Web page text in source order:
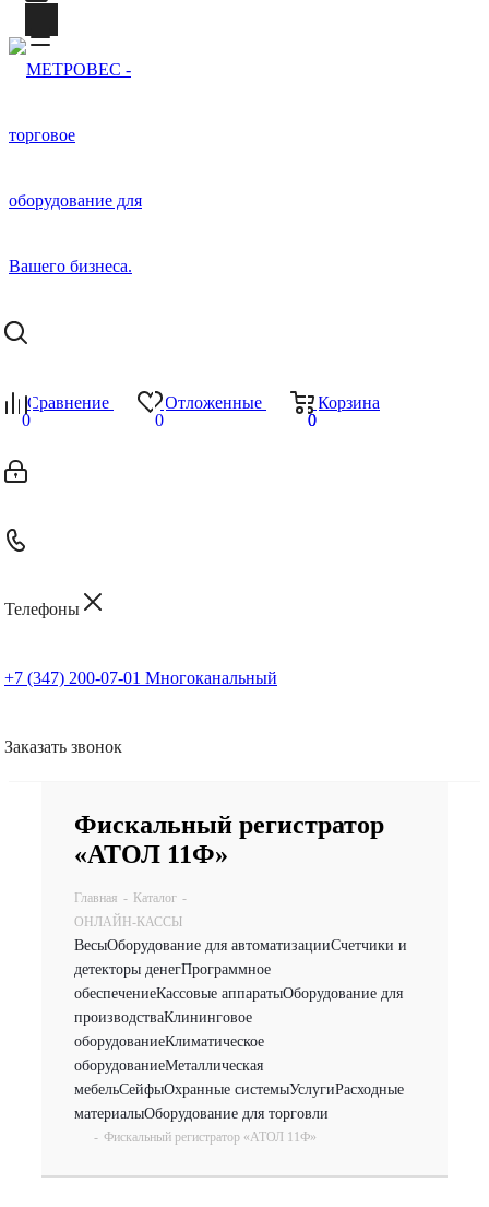
Сравнение
0
Отложенные
0
Корзина
0
0
Телефоны
+7 (347) 200-07-01 Многоканальный
Заказать звонок
Фискальный регистратор
«АТОЛ 11Ф»
Главная - Каталог -
ОНЛАЙН-КАССЫ
ВесыОборудование для автоматизацииСчетчики и
детекторы денегПрограммное
обеспечениеКассовые аппаратыОборудование для
производстваКлининговое
оборудованиеКлиматическое
оборудованиеМеталлическая
мебельСейфыОхранные системыУслугиРасходные
материалыОборудование для торговли
- Фискальный регистратор «АТОЛ 11Ф»